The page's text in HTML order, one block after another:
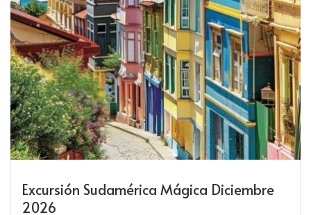
Excursión Sudamérica Mágica Diciembre
2026